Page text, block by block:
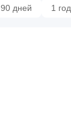
90 дней 1 год